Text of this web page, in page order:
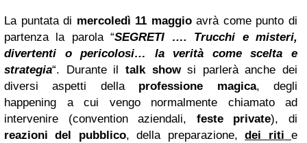
La puntata di mercoledì 11 maggioavrà come punto di
partenza la parola “SEGRETI …. Trucchi e misteri,
divertenti o pericolosi… la verità come scelta e
strategia“. Durante il talk showsi parlerà anche dei
diversi aspetti della professione magica, degli
happening a cui vengo normalmente chiamato ad
intervenire (convention aziendali, feste private), di
reazioni del pubblico, della preparazione,dei riti e